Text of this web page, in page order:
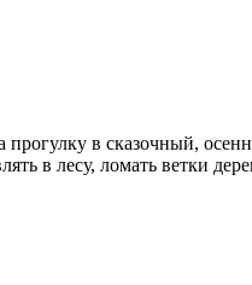
прогулку в сказочный,
в лесу, ломать ветки